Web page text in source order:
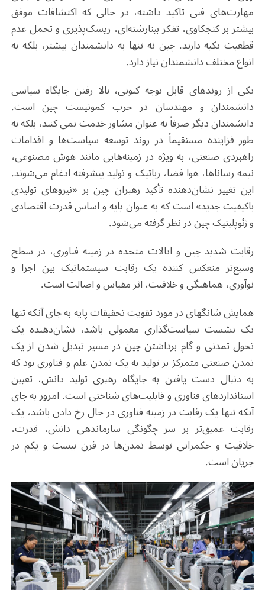
مهارت‌های فنی تاکید داشته، در حالی که اکتشافات موفق
بیشتر بر کنجکاوی، تفکر بینارشته‌ای، ریسک‌پذیری و تحمل عدم
قطعیت تکیه دارند. چین نه تنها به دانشمندان بیشتر، بلکه به
انواع مختلف دانشمندان نیاز دارد.
یکی از روندهای قابل توجه کنونی، بالا رفتن جایگاه سیاسی
دانشمندان و مهندسان در حزب کمونیست چین است.
دانشمندان دیگر صرفاً به عنوان مشاور خدمت نمی کنند، بلکه به
طور فزاینده مستقیماً در روند توسعه سیاست‌ها و اقدامات
راهبردی صنعتی، به ویژه در زمینه‌هایی مانند هوش مصنوعی،
نیمه رساناها، هوا فضا، رباتیک و تولید پیشرفته ادغام می‌شوند.
این تغییر نشان‌دهنده تأکید رهبران چین بر «نیروهای تولیدی
باکیفیت جدید» است که به عنوان پایه و اساس قدرت اقتصادی
و ژئوپلیتیک چین در نظر گرفته می‌شود.
رقابت شدید چین و ایالات متحده در زمینه فناوری، در سطح
وسیع‌تر منعکس کننده یک رقابت سیستماتیک بین اجرا و
نوآوری، هماهنگی و خلاقیت، اثر مقیاس و اصالت است.
همایش شانگهای در مورد تقویت تحقیقات پایه به جای آنکه تنها
یک نشست سیاست‌گذاری معمولی باشد، نشان‌دهنده یک
تحول تمدنی و گام برداشتن چین در مسیر تبدیل شدن از یک
تمدن صنعتی متمرکز بر تولید به یک تمدن علم و فناوری بود که
به دنبال دست یافتن به جایگاه رهبری تولید دانش، تعیین
استانداردهای فناوری و قابلیت‌های شناختی است. امروز به جای
آنکه تنها یک رقابت در زمینه فناوری در حال رخ دادن باشد، یک
رقابت عمیق‌تر بر سر چگونگی سازماندهی دانش، قدرت،
خلاقیت و حکمرانی توسط تمدن‌ها در قرن بیست و یکم در
جریان است.